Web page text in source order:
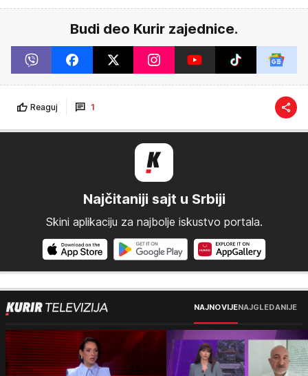
Budi deo Kurir zajednice.
Reaguj 1
Najčitaniji sajt u Srbiji
Skini aplikaciju za najbolje iskustvo portala.
NAJNOVIJENAJGLEDANIJE